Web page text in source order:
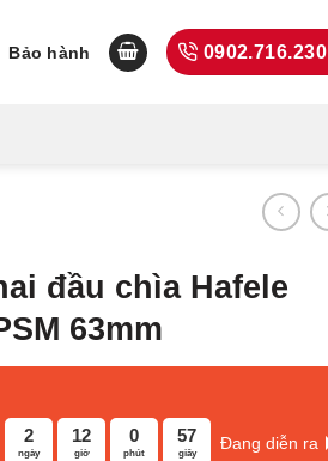
Bảo hành 0902.716.230
đầu chìa Hafele
63mm
2
ngày
12
giờ
0
phút
56
giây
Đang diễn ra